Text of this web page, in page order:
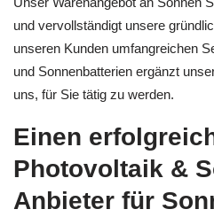
und vervollständigt unsere
unseren Kunden umfangreichen
und Sonnenbatterien ergänzt
uns, für Sie tätig zu werden.
Einen
Photovoltaik &
Anbieter für